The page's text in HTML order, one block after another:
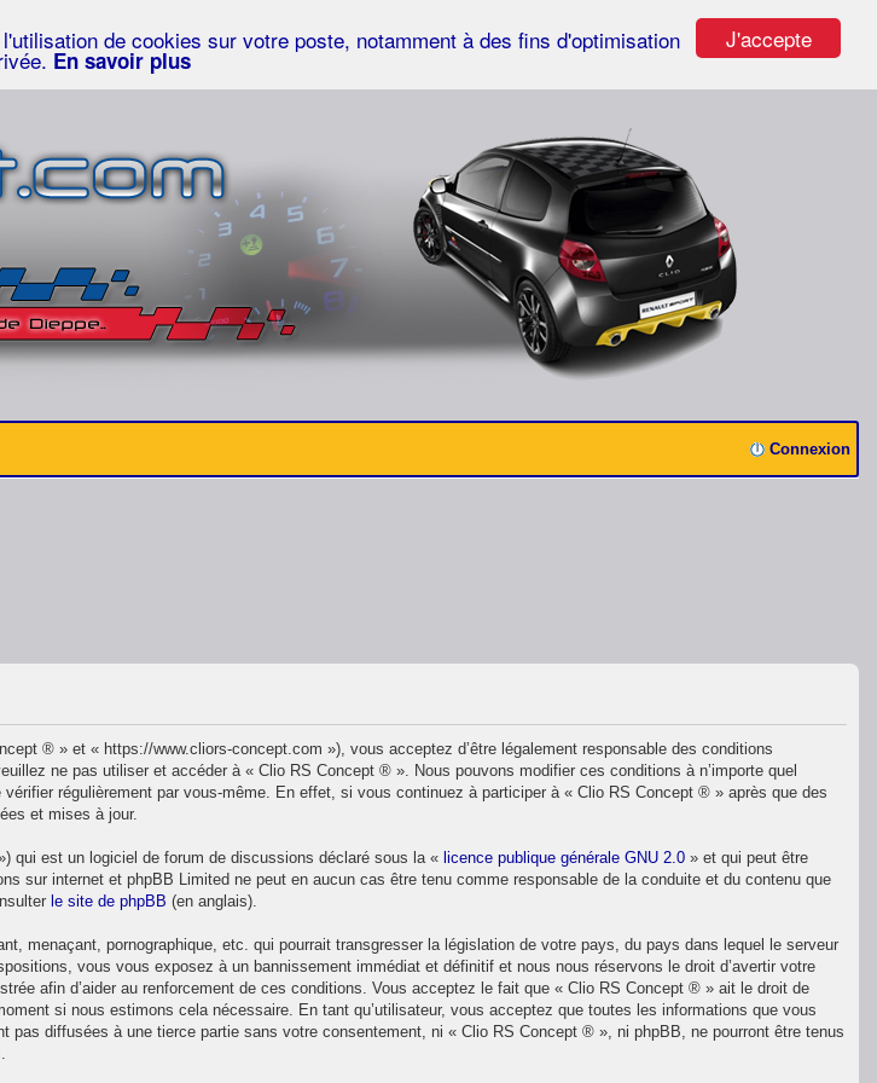
J'accepte
de cookies sur votre poste, notamment à des fins d'optimisation
En savoir plus
Connexion
® » et « https://www.cliors-concept.com »), vous acceptez d’être légalement responsable des conditions
ne pas utiliser et accéder à « Clio RS Concept ® ». Nous pouvons modifier ces conditions à n’importe quel
régulièrement par vous-même. En effet, si vous continuez à participer à « Clio RS Concept ® » après que des
et mises à jour.
qui est un logiciel de forum de discussions déclaré sous la « licence publique générale GNU 2.0 » et qui peut être
sur internet et phpBB Limited ne peut en aucun cas être tenu comme responsable de la conduite et du contenu que
le site de phpBB (en anglais).
menaçant, pornographique, etc. qui pourrait transgresser la législation de votre pays, du pays dans lequel le serveur
vous vous exposez à un bannissement immédiat et définitif et nous nous réservons le droit d’avertir votre
afin d’aider au renforcement de ces conditions. Vous acceptez le fait que « Clio RS Concept ® » ait le droit de
si nous estimons cela nécessaire. En tant qu’utilisateur, vous acceptez que toutes les informations que vous
diffusées à une tierce partie sans votre consentement, ni « Clio RS Concept ® », ni phpBB, ne pourront être tenus